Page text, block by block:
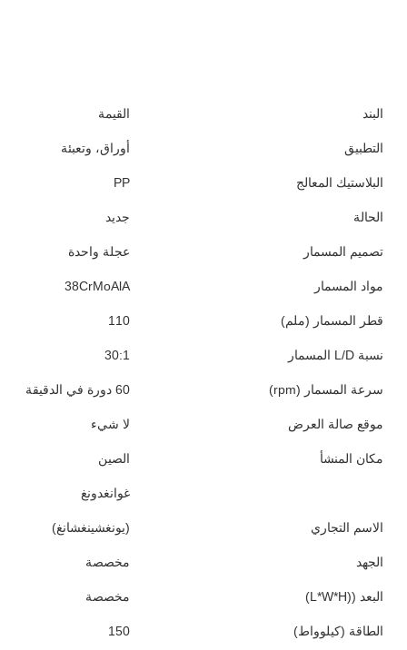
البند القيمة
التطبيق أوراق، وتعبئة
البلاستيك المعالج PP
الحالة جديد
تصميم المسمار عجلة واحدة
مواد المسمار 38CrMoAlA
قطر المسمار (ملم) 110
نسبة L/D المسمار 30:1
سرعة المسمار (rpm) 60 دورة في الدقيقة
موقع صالة العرض لا شيء
مكان المنشأ الصين
غوانغدونغ
الاسم التجاري (يونغشينغشانغ)
الجهد مخصصة
البعد ((L*W*H) مخصصة
الطاقة (كيلوواط) 150